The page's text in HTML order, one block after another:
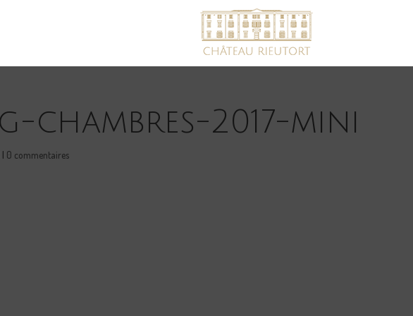
chambres-2017-mini
| 0 commentaires